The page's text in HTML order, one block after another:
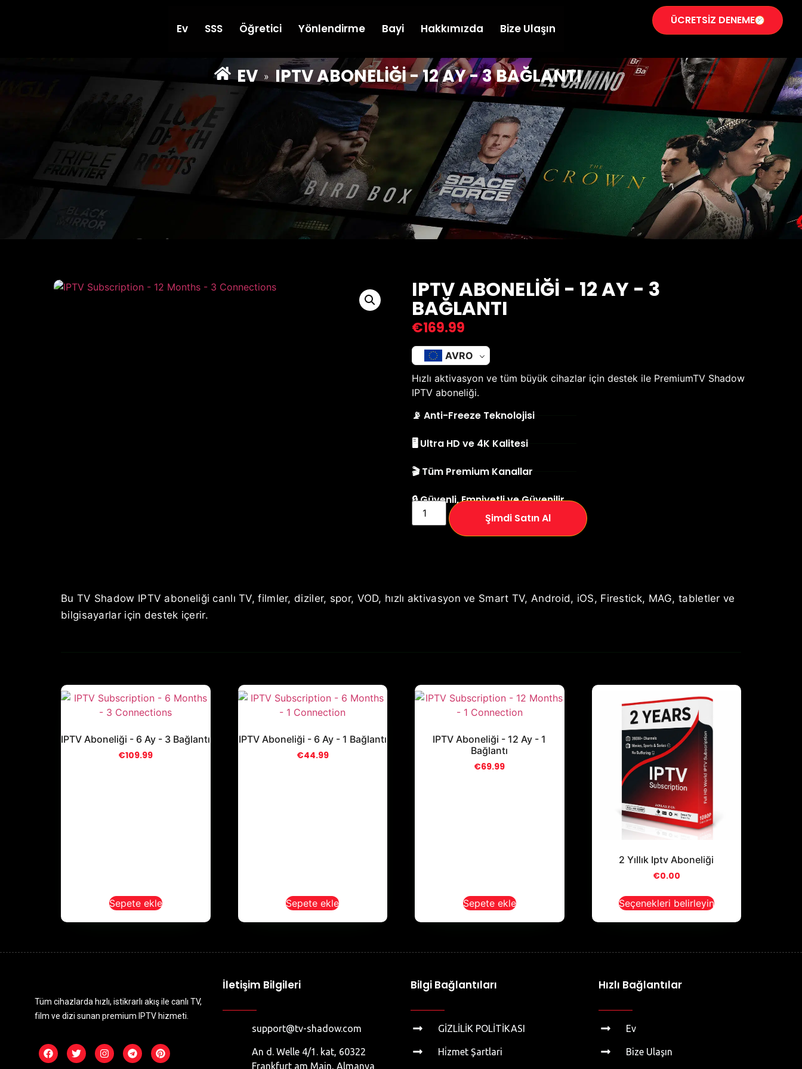
Ev SSS Öğretici Yönlendirme Bayi Hakkımızda Bize Ulaşın
ÜCRETSİZ DENEME
EV » IPTV ABONELIĞI - 12 AY - 3 BAĞLANTI
IPTV ABONELIĞI - 12 AY - 3
BAĞLANTI
€169.99
AVRO
Hızlı aktivasyon ve tüm büyük cihazlar için destek ile PremiumTV Shadow
IPTV aboneliği.
📡 Anti-Freeze Teknolojisi
🖥️ Ultra HD ve 4K Kalitesi
🎬 Tüm Premium Kanallar
🔒 Güvenli, Emniyetli ve Güvenilir
Şimdi Satın Al
Bu TV Shadow IPTV aboneliği canlı TV, filmler, diziler, spor, VOD, hızlı aktivasyon ve Smart TV, Android, iOS, Firestick, MAG, tabletler ve
bilgisayarlar için destek içerir.
IPTV Aboneliği - 6 Ay - 3 Bağlantı
€109.99
Sepete ekle
IPTV Aboneliği - 6 Ay - 1 Bağlantı
€44.99
Sepete ekle
IPTV Aboneliği - 12 Ay - 1
Bağlantı
€69.99
Sepete ekle
2 Yıllık Iptv Aboneliği
€0.00
Seçenekleri belirleyin
Tüm cihazlarda hızlı, istikrarlı akış ile canlı TV,
film ve dizi sunan premium IPTV hizmeti.
İletişim Bilgileri
support@tv-shadow.com
An d. Welle 4/1. kat, 60322
Frankfurt am Main, Almanya
Bilgi Bağlantıları
GİZLİLİK POLİTİKASI
Hi̇zmet Şartlari
Hızlı Bağlantılar
Ev
Bize Ulaşın